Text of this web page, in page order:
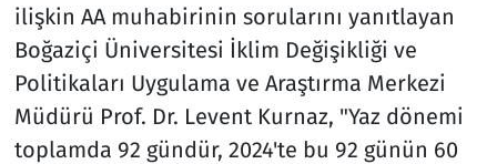
ilişkin AA muhabirinin sorularını yanıtlayan
Boğaziçi Üniversitesi İklim Değişikliği ve
Politikaları Uygulama ve Araştırma Merkezi
Müdürü Prof. Dr. Levent Kurnaz, "Yaz dönemi
toplamda 92 gündür, 2024'te bu 92 günün 60